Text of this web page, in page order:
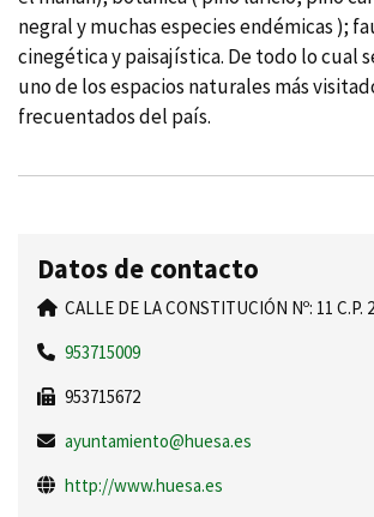
negral y muchas especies endémicas );
cinegética y paisají­stica. De todo lo cual
uno de los espacios naturales más
frecuentados del paí­s.
Datos de contacto
CALLE DE LA CONSTITUCIÓN Nº: 11 C.P.
953715009
953715672
ayuntamiento@huesa.es
http://www.huesa.es